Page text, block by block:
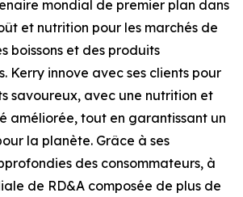
mondial de premier plan dans
et nutrition pour les marchés de
boissons et des produits
Kerry innove avec ses clients pour
savoureux, avec une nutrition et
améliorée, tout en garantissant un
la planète. Grâce à ses
des consommateurs, à
de RD&A composée de plus de